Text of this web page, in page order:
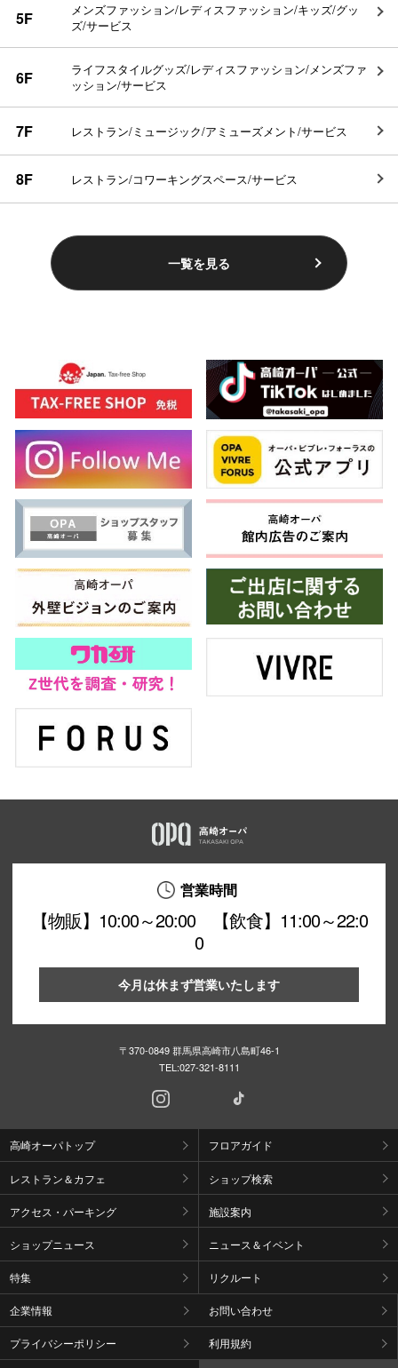
5F
メンズファッション/レディスファッション/キッズ/グッ
ズ/サービス
6F
ライフスタイルグッズ/レディスファッション/メンズファ
ッション/サービス
7F レストラン/ミュージック/アミューズメント/サービス
8F レストラン/コワーキングスペース/サービス
一覧を見る
営業時間
【物販】10:00～20:00 【飲食】11:00～22:0
0
今月は休まず営業いたします
〒370-0849 群馬県高崎市八島町46-1
TEL:027-321-8111
高崎オーパトップ フロアガイド
レストラン＆カフェ ショップ検索
アクセス・パーキング 施設案内
ショップニュース ニュース＆イベント
特集 リクルート
企業情報 お問い合わせ
プライバシーポリシー 利用規約